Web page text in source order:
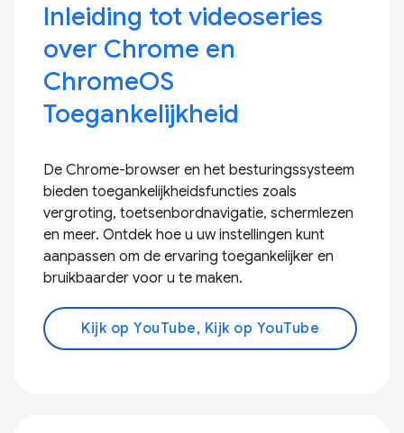
Inleiding tot videoseries
over Chrome en
ChromeOS
Toegankelijkheid
De Chrome-browser en het besturingssysteem
bieden toegankelijkheidsfuncties zoals
vergroting, toetsenbordnavigatie, schermlezen
en meer. Ontdek hoe u uw instellingen kunt
aanpassen om de ervaring toegankelijker en
bruikbaarder voor u te maken.
Kijk op YouTube, Kijk op YouTube